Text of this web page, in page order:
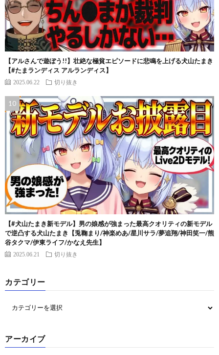
【アルさんで遊ぼう!!】壮絶な極貧エピソードに悲鳴を上げる犬山たまき
【#たまランディス アルランディス】
2025.06.22 切り抜き
【#犬山たまき新モデル】男の娘感が強まった最高クオリティの新モデル
で逆凸する犬山たまき【兎鞠まり/神楽めあ/星川サラ/夢追翔/神田笑一/熊
谷タクマ/伊東ライフ/かなえ先生】
2025.06.21 切り抜き
カテゴリー
アーカイブ